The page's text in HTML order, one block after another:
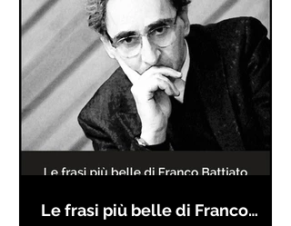
Le frasi più belle di Franco